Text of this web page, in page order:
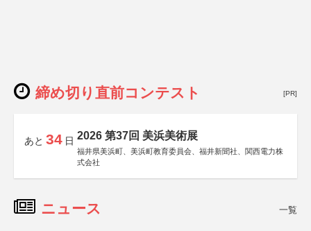
締め切り直前コンテスト [PR]
あと 34 日 2026 第37回 美浜美術展
福井県美浜町、美浜町教育委員会、福井新聞社、関西電力株
式会社
ニュース 一覧